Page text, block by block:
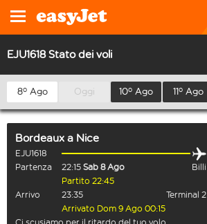
EJU1618 Stato dei voli
8º Ago Oggi 10º Ago 11º Ago
Bordeaux a Nice
EJU1618
Partenza
22:15 Sab 8 Ago
Billi
Partito 22:45
Arrivo
23:35
Terminal 2
Arrivato Dom 9 Ago 00:15